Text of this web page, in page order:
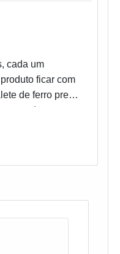
cada um
ficar com
de ferro preço
aos da
verticalizar o